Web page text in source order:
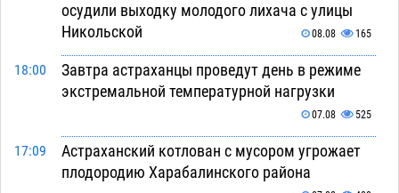
осудили выходку молодого лихача с улицы
Никольской
08.08 165
18:00
Завтра астраханцы проведут день в режиме
экстремальной температурной нагрузки
07.08 525
17:09
Астраханский котлован с мусором угрожает
плодородию Харабалинского района